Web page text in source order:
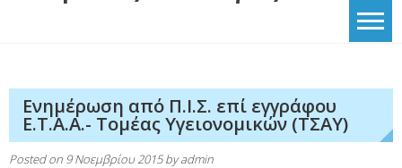
Ενημέρωση από Π.Ι.Σ. επί εγγράφου
Ε.Τ.Α.Α.- Τομέας Υγειονομικών (ΤΣΑΥ)
Posted on 9 Νοεμβρίου 2015byadmin